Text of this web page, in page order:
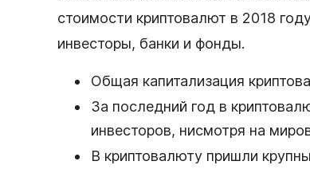
стоимости криптовалют в 2018
инвесторы, банки и фонды.
Общая капитализация
За последний год в
инвесторов, нисмотря на
В криптовалюту пришли